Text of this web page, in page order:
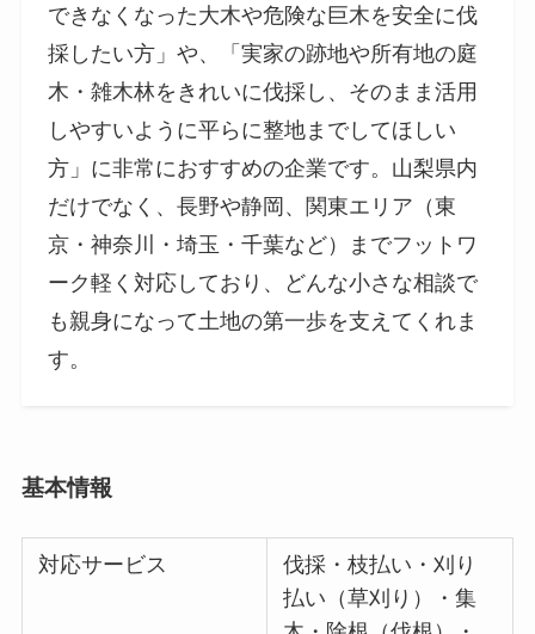
できなくなった大木や危険な巨木を安全に伐
採したい方」や、「実家の跡地や所有地の庭
木・雑木林をきれいに伐採し、そのまま活用
しやすいように平らに整地までしてほしい
方」に非常におすすめの企業です。山梨県内
だけでなく、長野や静岡、関東エリア（東
京・神奈川・埼玉・千葉など）までフットワ
ーク軽く対応しており、どんな小さな相談で
も親身になって土地の第一歩を支えてくれま
す。
基本情報
対応サービス
伐採・枝払い・刈り
払い（草刈り）・集